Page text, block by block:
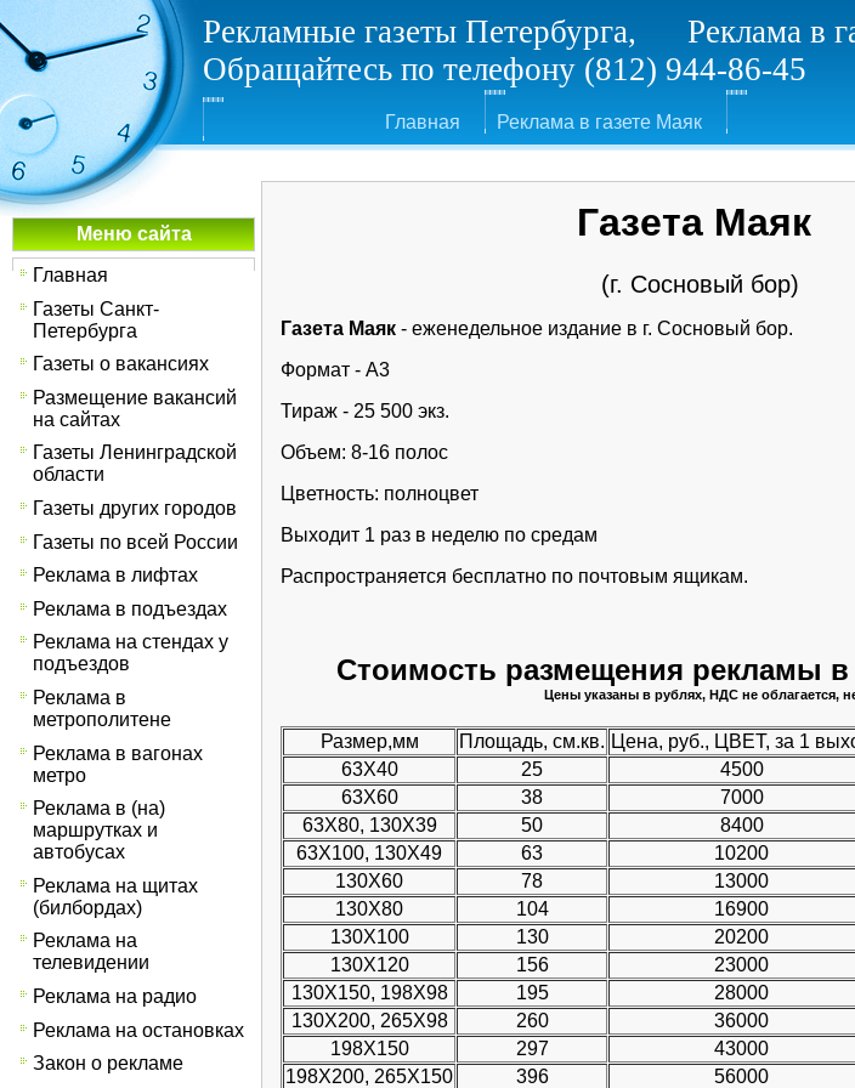
Рекламные газеты Петербурга, Реклама в
Обращайтесь по телефону (812) 944-86-45
Главная Реклама в газете Маяк
Меню сайта
Главная
Газеты Санкт-
Петербурга
Газеты о вакансиях
Размещение вакансий
на сайтах
Газеты Ленинградской
области
Газеты других городов
Газеты по всей России
Реклама в лифтах
Реклама в подъездах
Реклама на стендах у
подъездов
Реклама в
метрополитене
Реклама в вагонах
метро
Реклама в (на)
маршрутках и
автобусах
Реклама на щитах
(билбордах)
Реклама на
телевидении
Реклама на радио
Реклама на остановках
Закон о рекламе
Газета Маяк
(г. Сосновый бор)
Газета Маяк - еженедельное издание в г. Сосновый бор.
Формат - А3
Тираж - 25 500 экз.
Объем: 8-16 полос
Цветность: полноцвет
Выходит 1 раз в неделю по средам
Распространяется бесплатно по почтовым ящикам.
Стоимость размещения рекламы
Цены указаны в рублях, НДС не облагается,
Размер,мм Площадь, см.кв. Цена, руб., ЦВЕТ, за 1
63Х40
25
4500
63Х60
38
7000
63Х80, 130Х39
50
8400
63Х100, 130Х49
63
10200
130Х60
78
13000
130Х80
104
16900
130Х100
130
20200
130Х120
156
23000
130Х150, 198Х98
195
28000
130Х200, 265Х98
260
36000
198Х150
297
43000
198Х200, 265Х150
396 56000